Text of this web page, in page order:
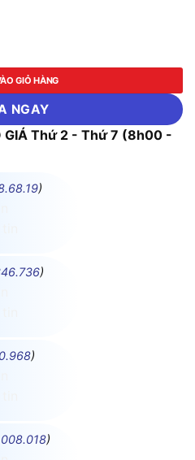
65%, 80%, 100% 18.5KW
GIỎ HÀNG
NGAY
GIÁ Thứ 2 - Thứ 7 (8h00 -
)
)
)
)